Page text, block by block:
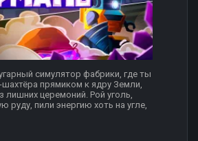
симулятор фабрики, где ты
прямиком к ядру Земли,
лишних церемоний. Рой уголь,
руду, пили энергию хоть на угле,